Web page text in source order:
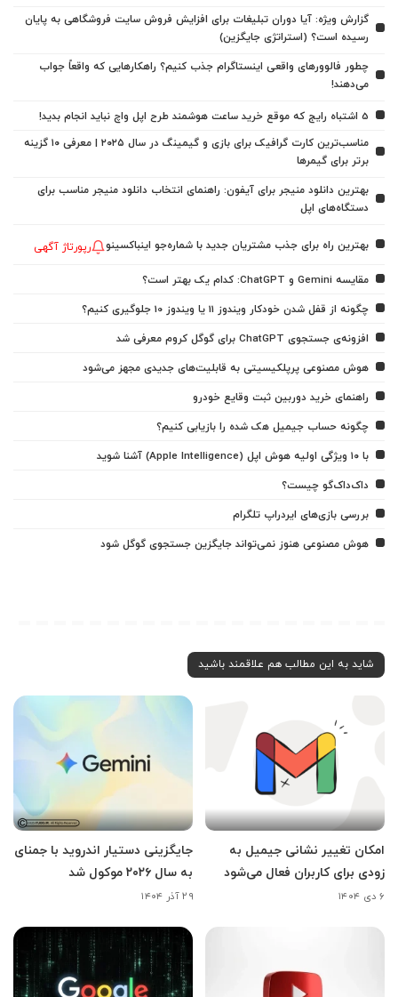
گزارش ویژه: آیا دوران تبلیغات برای افزایش فروش سایت فروشگاهی به پایان
رسیده است؟ (استراتژی جایگزین)
چطور فالوورهای واقعی اینستاگرام جذب کنیم؟ راهکارهایی که واقعاً جواب
می‌دهند!
5 اشتباه رایج که موقع خرید ساعت هوشمند طرح اپل واچ نباید انجام بدید!
مناسب‌ترین کارت گرافیک برای بازی و گیمینگ در سال ۲۰۲۵ | معرفی ۱۰ گزینه
برتر برای گیمرها
بهترین دانلود منیجر برای آیفون: راهنمای انتخاب دانلود منیجر مناسب برای
دستگاه‌های اپل
بهترین راه برای جذب مشتریان جدید با شماره‌جو اینباکسینو رپورتاژ آگهی
مقایسه Gemini و ChatGPT: کدام یک بهتر است؟
چگونه از قفل شدن خودکار ویندوز 11 یا ویندوز 10 جلوگیری کنیم؟
افزونه‌ی جستجوی ChatGPT برای گوگل کروم معرفی شد
هوش مصنوعی پرپلکیسیتی به قابلیت‌های جدیدی مجهز می‌شود
راهنمای خرید دوربین ثبت وقایع خودرو
چگونه حساب جیمیل هک شده را بازیابی کنیم؟
با ۱۰ ویژگی اولیه هوش اپل (Apple Intelligence) آشنا شوید
داک‌داک‌گو چیست؟
بررسی بازی‌های ایردراپ تلگرام
هوش مصنوعی هنوز نمی‌تواند جایگزین جستجوی گوگل شود
شاید به این مطالب هم علاقمند باشید
امکان تغییر نشانی جیمیل به
زودی برای کاربران فعال می‌شود
۶ دی ۱۴۰۴
جایگزینی دستیار اندروید با جمنای
به سال ۲۰۲۶ موکول شد
۲۹ آذر ۱۴۰۴